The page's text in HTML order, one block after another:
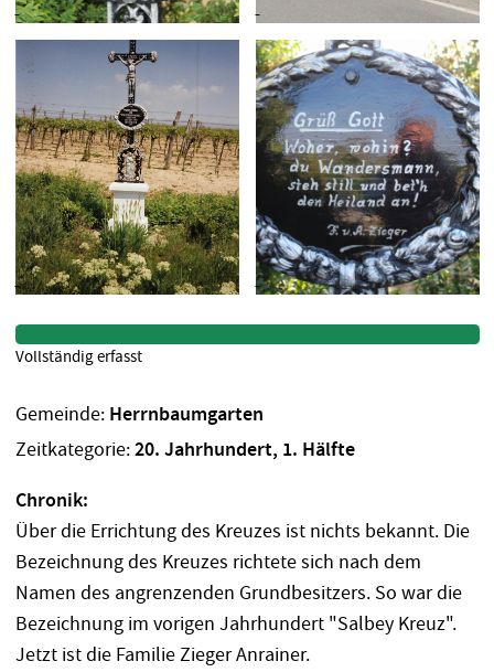
Gemeinde: Herrnbaumgarten
Zeitkategorie:20. Jahrhundert, 1. Hälfte
Chronik:
Über die Errichtung des Kreuzes ist nichts bekannt. Die
Bezeichnung des Kreuzes richtete sich nach dem
Namen des angrenzenden Grundbesitzers. So war die
Bezeichnung im vorigen Jahrhundert "Salbey Kreuz".
Jetzt ist die Familie Zieger Anrainer.
Vollständig erfasst